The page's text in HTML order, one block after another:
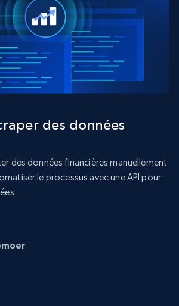
des données
des données financières manuellement
le processus avec une API pour